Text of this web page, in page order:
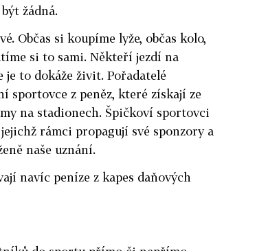
žádná.
Občas si koupíme lyže, občas kolo,
si to sami. Někteří jezdí na
je to dokáže živit. Pořadatelé
z peněz, které získají ze
na stadionech. Špičkoví sportovci
rámci propagují své sponzory a
naše uznání.
navíc peníze z kapes daňových